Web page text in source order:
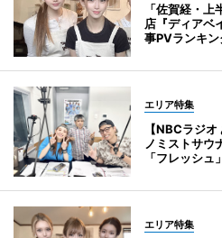
「佐賀経・
店『ディアベ
事PVランキン
エリア特集
【NBCラジ
ノミストサウ
「フレッシュ」
エリア特集